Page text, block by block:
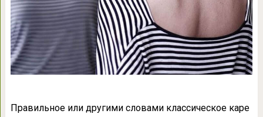
Правильное или другими словами классическое каре